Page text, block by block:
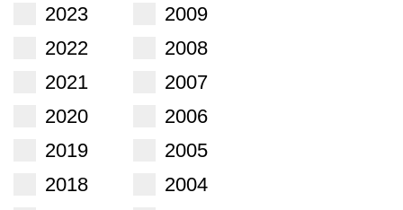
2023
2022
2021
2020
2019
2018
2009
2008
2007
2006
2005
2004